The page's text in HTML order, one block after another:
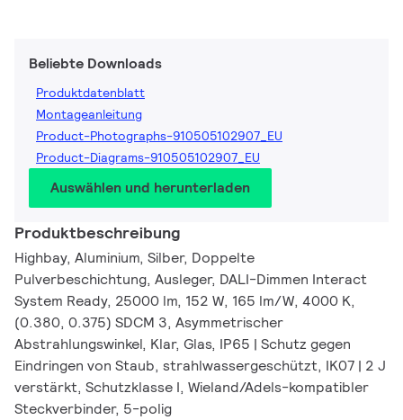
Beliebte Downloads
Produktdatenblatt
Montageanleitung
Product-Photographs-910505102907_EU
Product-Diagrams-910505102907_EU
Auswählen und herunterladen
Produktbeschreibung
Highbay, Aluminium, Silber, Doppelte
Pulverbeschichtung, Ausleger, DALI-Dimmen Interact
System Ready, 25000 lm, 152 W, 165 lm/W, 4000 K,
(0.380, 0.375) SDCM 3, Asymmetrischer
Abstrahlungswinkel, Klar, Glas, IP65 | Schutz gegen
Eindringen von Staub, strahlwassergeschützt, IK07 | 2 J
verstärkt, Schutzklasse I, Wieland/Adels-kompatibler
Steckverbinder, 5-polig